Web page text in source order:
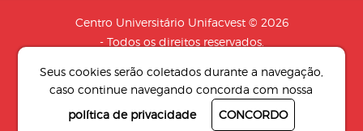
Centro Universitário Unifacvest © 2026
- Todos os direitos reservados.
Social: SOCIEDADE DE EDUCACAO N.S
AUXILIADORA LTDA
Desenvolvido por4Pix - Agência de
Seus cookies serão coletados durante a navegação,
caso continue navegando concorda com nossa
política de privacidade
CONCORDO